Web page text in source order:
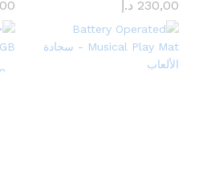
230,00 د.إ